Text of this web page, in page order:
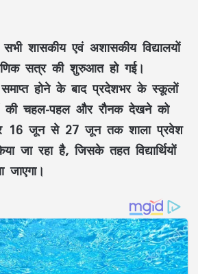
शासकीय एवं अशासकीय विद्यालयों
सत्र की शुरुआत हो गई।
होने के बाद प्रदेशभर के स्कूलों
की चहल-पहल और रौनक देखने को
16 जून से 27 जून तक शाला प्रवेश
जा रहा है, जिसके तहत विद्यार्थियों
जाएगा।